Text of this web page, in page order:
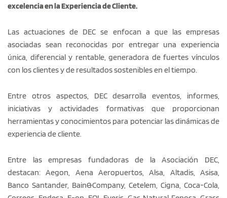
excelencia en la Experiencia de Cliente.
Las actuaciones de DEC se enfocan a que las empresas
asociadas sean reconocidas por entregar una experiencia
única, diferencial y rentable, generadora de fuertes vínculos
con los clientes y de resultados sostenibles en el tiempo.
Entre otros aspectos, DEC desarrolla eventos, informes,
iniciativas y actividades formativas que proporcionan
herramientas y conocimientos para potenciar las dinámicas de
experiencia de cliente.
Entre las empresas fundadoras de la Asociación DEC,
destacan: Aegon, Aena Aeropuertos, Alsa, Altadis, Asisa,
Banco Santander, Bain&Company, Cetelem, Cigna, Coca-Cola,